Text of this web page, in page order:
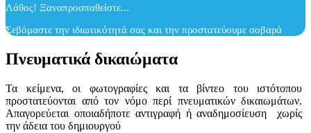
Λάθος! Ξαναπροσπαθείστε...
Σεβόμαστε την ιδιωτικότητά σας και την προστατεύουμε σοβαρά
Πνευματικά δικαιώματα
Τα κείμενα, οι φωτογραφίες και τα βίντεο του ιστότοπου
προστατεύονται από τον νόμο περί πνευματικών δικαιωμάτων.
Απαγορεύεται οποιαδήποτε αντιγραφή ή αναδημοσίευση χωρίς
την άδεια του δημιουργού